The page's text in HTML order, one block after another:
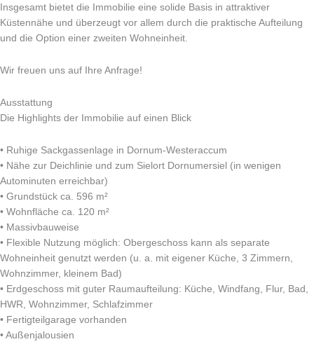
Insgesamt bietet die Immobilie eine solide Basis in attraktiver
Küstennähe und überzeugt vor allem durch die praktische Aufteilung
und die Option einer zweiten Wohneinheit.
Wir freuen uns auf Ihre Anfrage!
Ausstattung
Die Highlights der Immobilie auf einen Blick
• Ruhige Sackgassenlage in Dornum-Westeraccum
• Nähe zur Deichlinie und zum Sielort Dornumersiel (in wenigen
Autominuten erreichbar)
• Grundstück ca. 596 m²
• Wohnfläche ca. 120 m²
• Massivbauweise
• Flexible Nutzung möglich: Obergeschoss kann als separate
Wohneinheit genutzt werden (u. a. mit eigener Küche, 3 Zimmern,
Wohnzimmer, kleinem Bad)
• Erdgeschoss mit guter Raumaufteilung: Küche, Windfang, Flur, Bad,
HWR, Wohnzimmer, Schlafzimmer
• Fertigteilgarage vorhanden
• Außenjalousien